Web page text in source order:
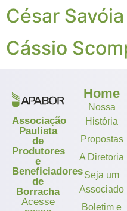
César Savóia
Cássio
Associação
Paulista
de
Produtores
e
Beneficiadores
de
Borracha
Acesse
Home
Nossa
História
Propostas
A Diretoria
Seja um
Associado
Boletim e